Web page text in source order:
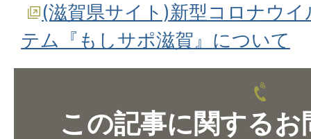
(滋賀県サイト)新型コロナウ
テム『もしサポ滋賀』について
この記事に関するお